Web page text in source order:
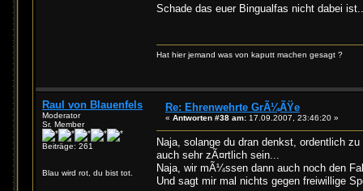
Schade das euer Bingualfas nicht dabei
Hat hier jemand was von kaputt machen gesagt ?
Raul von Blauenfels
Moderator
Sr. Member
Beiträge: 261
Blau wird rot, du bist tot.
Re: Ehrenwehrte GrÃ¼ÃŸe
« Antworten #38 am: 17.09.2007, 23:46:20 »
Naja, solange du dran denkst, ordentlich
auch sehr zÃ¤rtlich sein...
Naja, wir mÃ¼ssen dann auch noch den
Und sagt mir mal nichts gegen freiwillige